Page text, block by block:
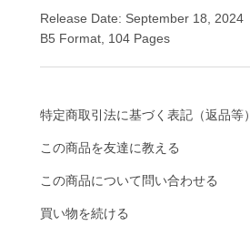
Release Date: September 18, 2024
B5 Format, 104 Pages
特定商取引法に基づく表記（返品等）
この商品を友達に教える
この商品について問い合わせる
買い物を続ける